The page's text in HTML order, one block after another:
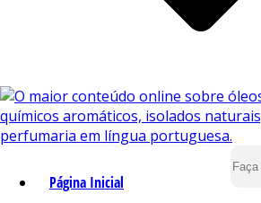
Página Inicial